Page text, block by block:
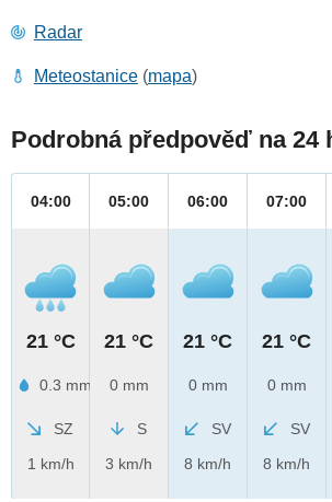
Radar
Meteostanice (mapa)
Podrobná předpověď na 24
04:00
21 °C
0.3 mm
SZ
1 km/h
05:00
21 °C
0 mm
S
3 km/h
06:00
21 °C
0 mm
SV
8 km/h
07:00
21 °C
0 mm
SV
8 km/h